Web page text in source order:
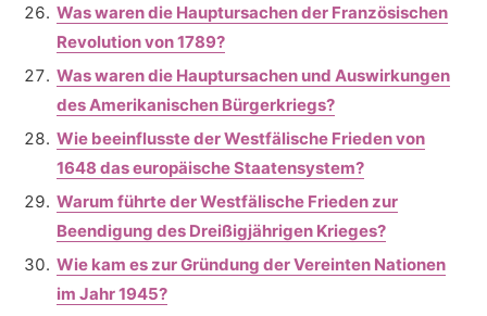
Was waren die Hauptursachen der Französischen
Revolution von 1789?
Was waren die Hauptursachen und Auswirkungen
des Amerikanischen Bürgerkriegs?
Wie beeinflusste der Westfälische Frieden von
1648 das europäische Staatensystem?
Warum führte der Westfälische Frieden zur
Beendigung des Dreißigjährigen Krieges?
Wie kam es zur Gründung der Vereinten Nationen
im Jahr 1945?